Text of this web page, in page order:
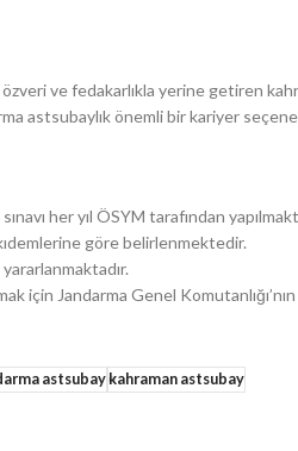
ve fedakarlıkla yerine getiren
astsubaylık önemli bir kariyer
her yıl ÖSYM tarafından
göre belirlenmektedir.
için Jandarma Genel
astsubaykahraman astsubay